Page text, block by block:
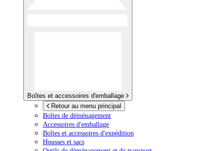
Boîtes et accessoires d'emballage
Retour au menu principal
Boîtes de déménagement
Accessoires d'emballage
Boîtes et accessoires d'expédition
Housses et sacs